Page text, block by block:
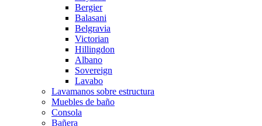
Bergier
Balasani
Belgravia
Victorian
Hillingdon
Albano
Sovereign
Lavabo
Lavamanos sobre estructura
Muebles de baño
Consola
Bañera